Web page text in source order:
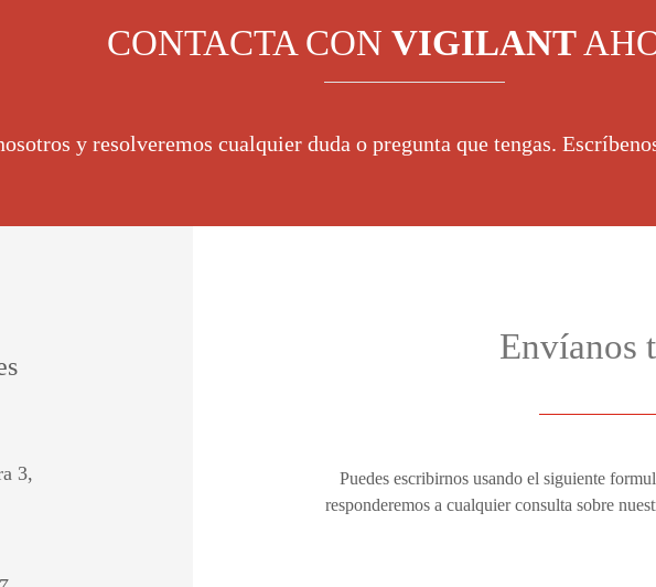
CONTACTA CON VIGILANT
y resolveremos cualquier duda o pregunta que tengas.
3,
Envíanos
Puedes escribirnos usando el siguiente
responderemos a cualquier consulta sobre